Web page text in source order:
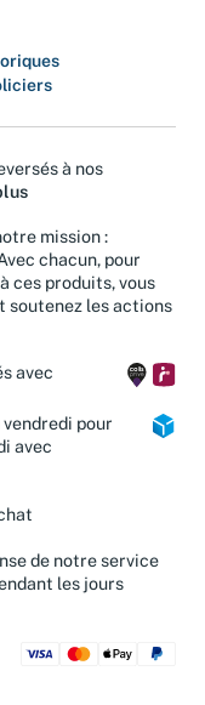
à nos
mission :
chacun, pour
ces produits, vous
soutenez les actions
avec
pour
avec
de notre service
les jours